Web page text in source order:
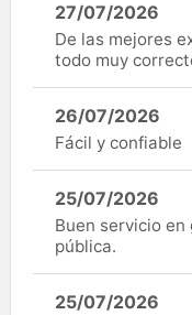
27/07/2026
De las mejores
todo muy
26/07/2026
Fácil y confiable
25/07/2026
Buen servicio en
pública.
25/07/2026